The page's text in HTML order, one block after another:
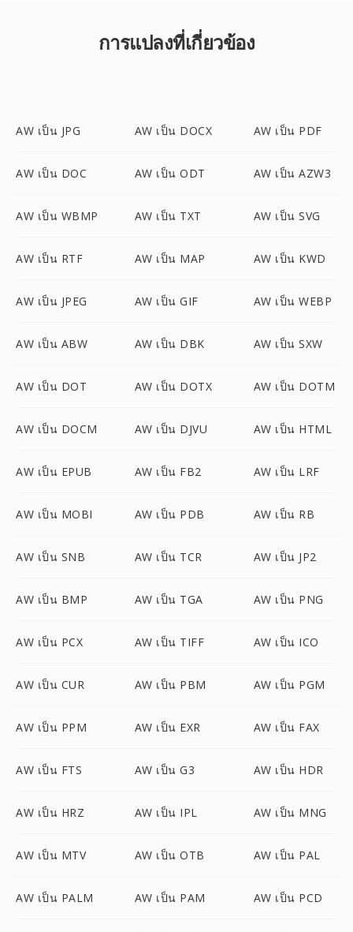
การแปลงที่เกี่ยวข้อง
AW เป็น JPG AW เป็น DOCX AW เป็น PDF
AW เป็น DOC AW เป็น ODT AW เป็น AZW3
AW เป็น WBMP AW เป็น TXT AW เป็น SVG
AW เป็น RTF AW เป็น MAP AW เป็น KWD
AW เป็น JPEG AW เป็น GIF AW เป็น WEBP
AW เป็น ABW AW เป็น DBK AW เป็น SXW
AW เป็น DOT AW เป็น DOTX AW เป็น DOTM
AW เป็น DOCM AW เป็น DJVU AW เป็น HTML
AW เป็น EPUB AW เป็น FB2 AW เป็น LRF
AW เป็น MOBI AW เป็น PDB AW เป็น RB
AW เป็น SNB AW เป็น TCR AW เป็น JP2
AW เป็น BMP AW เป็น TGA AW เป็น PNG
AW เป็น PCX AW เป็น TIFF AW เป็น ICO
AW เป็น CUR AW เป็น PBM AW เป็น PGM
AW เป็น PPM AW เป็น EXR AW เป็น FAX
AW เป็น FTS AW เป็น G3 AW เป็น HDR
AW เป็น HRZ AW เป็น IPL AW เป็น MNG
AW เป็น MTV AW เป็น OTB AW เป็น PAL
AW เป็น PALM AW เป็น PAM AW เป็น PCD